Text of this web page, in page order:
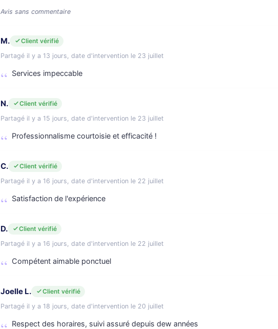
Avis sans commentaire
M.
Client vérifié
Partagé il y a 13 jours, date d'intervention le 23 juillet
Services impeccable
N.
Client vérifié
Partagé il y a 15 jours, date d'intervention le 23 juillet
Professionnalisme courtoisie et efficacité !
C.
Client vérifié
Partagé il y a 16 jours, date d'intervention le 22 juillet
Satisfaction de l'expérience
D.
Client vérifié
Partagé il y a 16 jours, date d'intervention le 22 juillet
Compétent aimable ponctuel
Joelle L.
Client vérifié
Partagé il y a 18 jours, date d'intervention le 20 juillet
Respect des horaires, suivi assuré depuis dew années